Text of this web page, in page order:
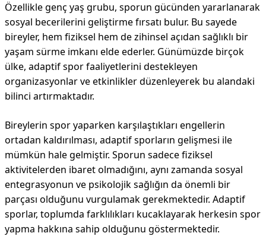
Özellikle genç yaş grubu, sporun gücünden yararlanarak
sosyal becerilerini geliştirme fırsatı bulur. Bu sayede
bireyler, hem fiziksel hem de zihinsel açıdan sağlıklı bir
yaşam sürme imkanı elde ederler. Günümüzde birçok
ülke, adaptif spor faaliyetlerini destekleyen
organizasyonlar ve etkinlikler düzenleyerek bu alandaki
bilinci artırmaktadır.
Bireylerin spor yaparken karşılaştıkları engellerin
ortadan kaldırılması, adaptif sporların gelişmesi ile
mümkün hale gelmiştir. Sporun sadece fiziksel
aktivitelerden ibaret olmadığını, aynı zamanda sosyal
entegrasyonun ve psikolojik sağlığın da önemli bir
parçası olduğunu vurgulamak gerekmektedir. Adaptif
sporlar, toplumda farklılıkları kucaklayarak herkesin spor
yapma hakkına sahip olduğunu göstermektedir.